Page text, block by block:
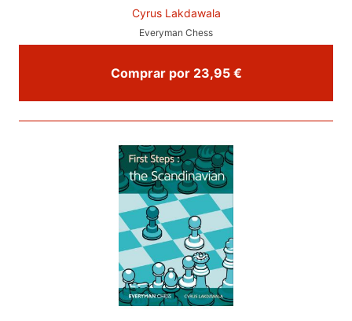
Cyrus Lakdawala
Everyman Chess
Comprar por 23,95 €